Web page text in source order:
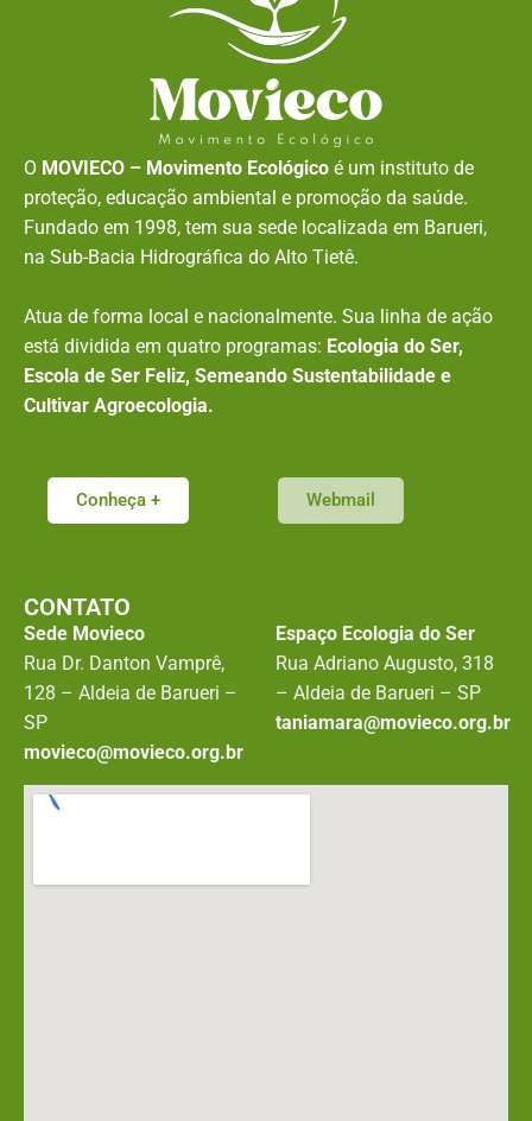
O MOVIECO – Movimento Ecológico é um instituto de
proteção, educação ambiental e promoção da saúde.
Fundado em 1998, tem sua sede localizada em Barueri,
na Sub-Bacia Hidrográfica do Alto Tietê.
Atua de forma local e nacionalmente. Sua linha de ação
está dividida em quatro programas: Ecologia do Ser,
Escola de Ser Feliz, Semeando Sustentabilidade e
Cultivar Agroecologia.
Conheça + Webmail
CONTATO
Sede Movieco
Rua Dr. Danton Vamprê,
128 – Aldeia de Barueri –
SP
movieco@movieco.org.br
Espaço Ecologia do Ser
Rua Adriano Augusto, 318
– Aldeia de Barueri – SP
taniamara@movieco.org.br